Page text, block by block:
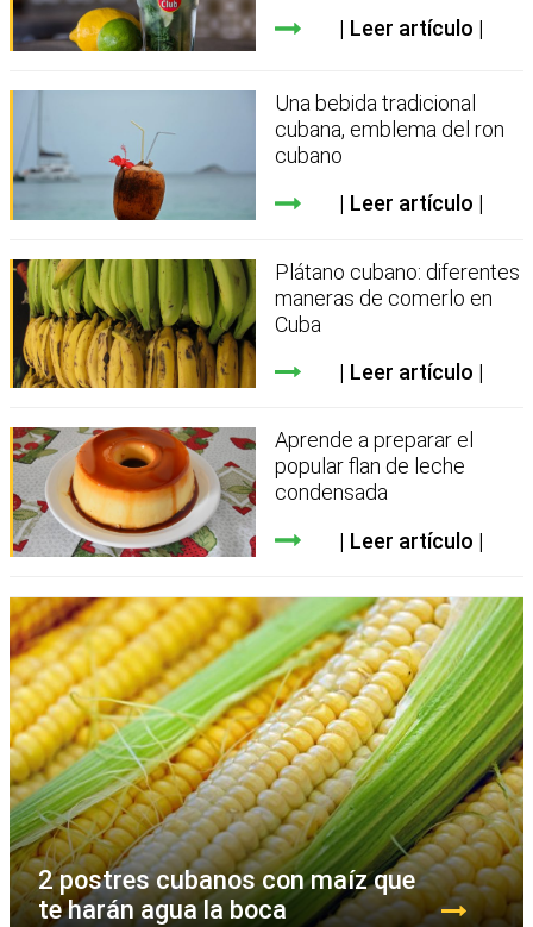
Leer artículo
Una bebida tradicional
cubana, emblema del ron
cubano
Leer artículo
Plátano cubano: diferentes
maneras de comerlo en
Cuba
Leer artículo
Aprende a preparar el
popular flan de leche
condensada
Leer artículo
2 postres cubanos con maíz que
te harán agua la boca